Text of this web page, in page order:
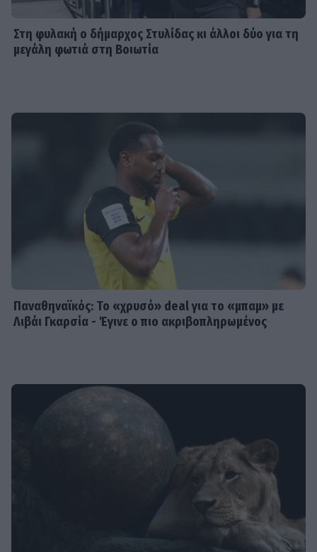
Στη φυλακή ο δήμαρχος Στυλίδας κι άλλοι δύο για τη
μεγάλη φωτιά στη Βοιωτία
Παναθηναϊκός: Το «χρυσό» deal για το «μπαμ» με
Λιβάι Γκαρσία - Έγινε ο πιο ακριβοπληρωμένος